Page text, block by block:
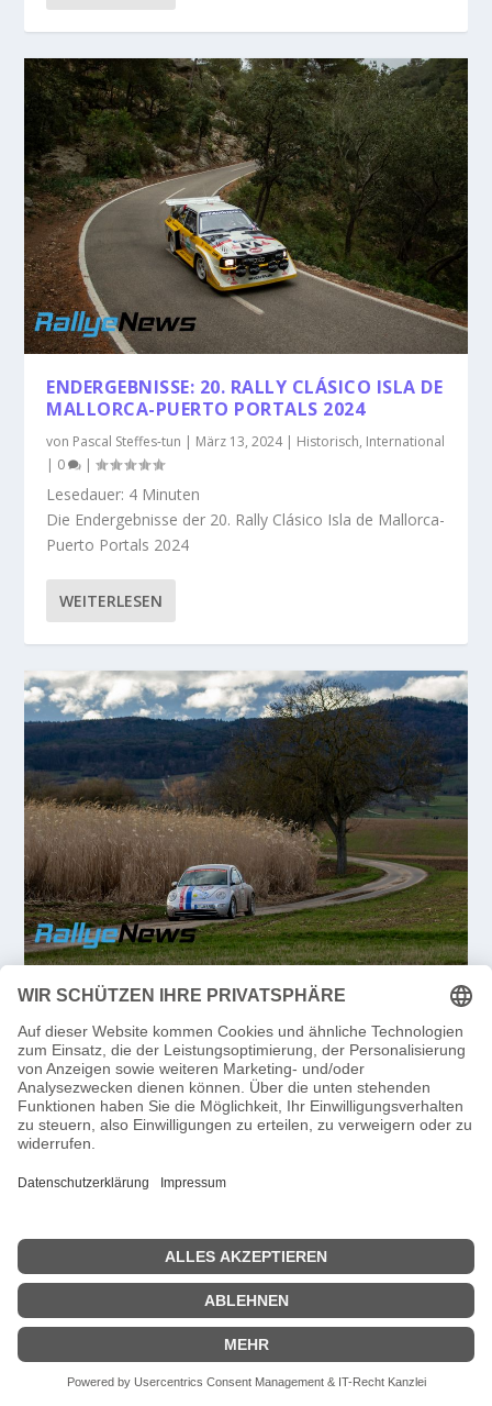
ENDERGEBNISSE: 20. RALLY CLÁSICO ISLA DE
MALLORCA-PUERTO PORTALS 2024
von Pascal Steffes-tun | März 13, 2024| Historisch, International
| 0 |
Lesedauer: 4 Minuten
Die Endergebnisse der 20. Rally Clásico Isla de Mallorca-
Puerto Portals 2024
WEITERLESEN
VIDEO: 19 SÜDLICHE WEINSTRASSE H
ISTORIC RALLYE 2024
vonRedaktion |Feb. 27, 2024|Historisch,National|0 |
Lesedauer: < 1 Minute
Video der 19. Südliche Weinstrasse Historic Rallye 2024
Video
WEITERLESEN
FERNAB DER RALLYE